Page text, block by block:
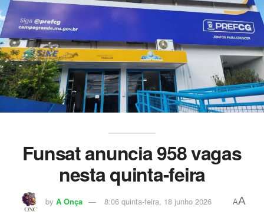
Funsat anuncia 958 vagas
nesta quinta-feira
by A Onça 8:06 quinta-feira, 18 junho 2026 AA